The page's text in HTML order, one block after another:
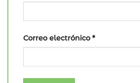
Correo electrónico *